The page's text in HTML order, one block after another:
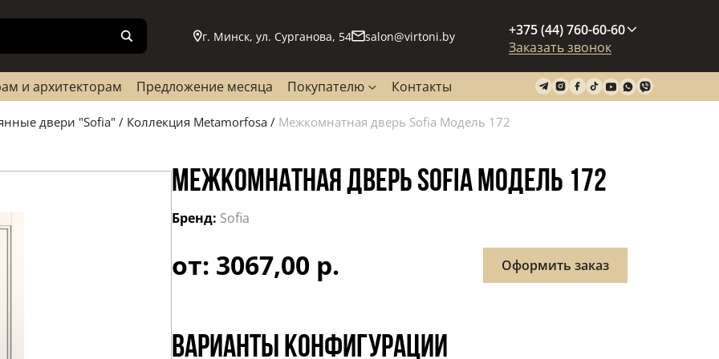
г. Минск, ул. Сурганова, 54 salon@virtoni.by
+375 (44) 760-60-60
Заказать звонок
и архитекторам Предложение месяца Покупателю Контакты
двери "Sofia" / Коллекция Metamorfosa / Межкомнатная дверь Sofia Модель 172
МЕЖКОМНАТНАЯ ДВЕРЬ SOFIA МОДЕЛЬ 172
Бренд: Sofia
от: 3067,00 р. Оформить заказ
Варианты конфигурации